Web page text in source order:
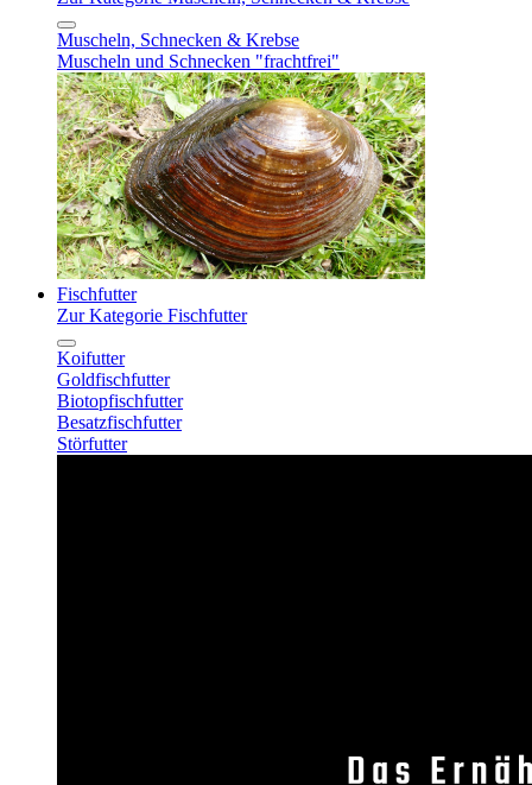
Muscheln, Schnecken & Krebse
Muscheln und Schnecken "frachtfrei"
Fischfutter
Zur Kategorie Fischfutter
Koifutter
Goldfischfutter
Biotopfischfutter
Besatzfischfutter
Störfutter